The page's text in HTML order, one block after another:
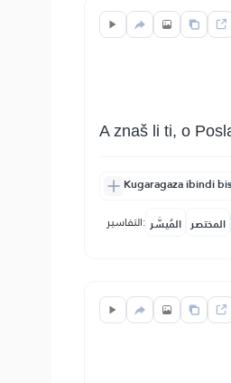
A znaš li ti, o
Kugaragaza ibindi
التفاسير: المُيسَّر المختصر